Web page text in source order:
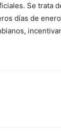
Se trata
días de